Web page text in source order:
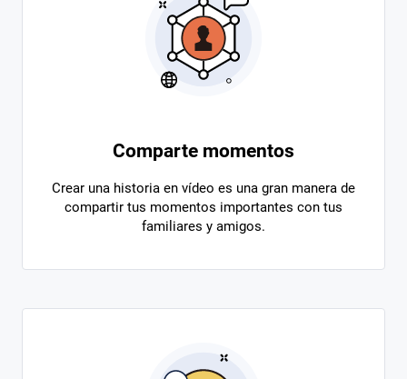
Comparte momentos
Crear una historia en vídeo es una gran manera de
compartir tus momentos importantes con tus
familiares y amigos.